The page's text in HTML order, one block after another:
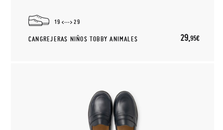
19 29
CANGREJERAS NIÑOS TOBBY ANIMALES 29,95€